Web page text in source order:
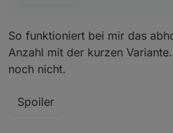
So funktioniert bei mir das
Anzahl mit der kurzen
noch nicht.
Spoiler